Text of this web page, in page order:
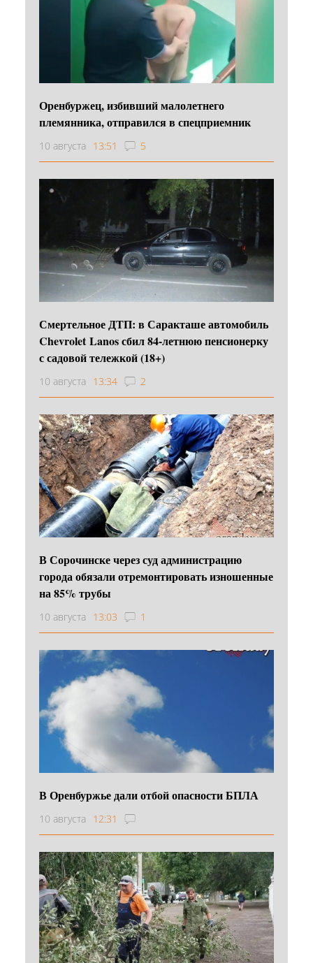
Оренбуржец, избивший малолетнего
племянника, отправился в спецприемник
10 августа 13:51 5
Смертельное ДТП: в Саракташе автомобиль
Chevrolet Lanos сбил 84-летнюю пенсионерку
с садовой тележкой (18+)
10 августа 13:34 2
В Сорочинске через суд администрацию
города обязали отремонтировать изношенные
на 85% трубы
10 августа 13:03 1
В Оренбуржье дали отбой опасности БПЛА
10 августа 12:31